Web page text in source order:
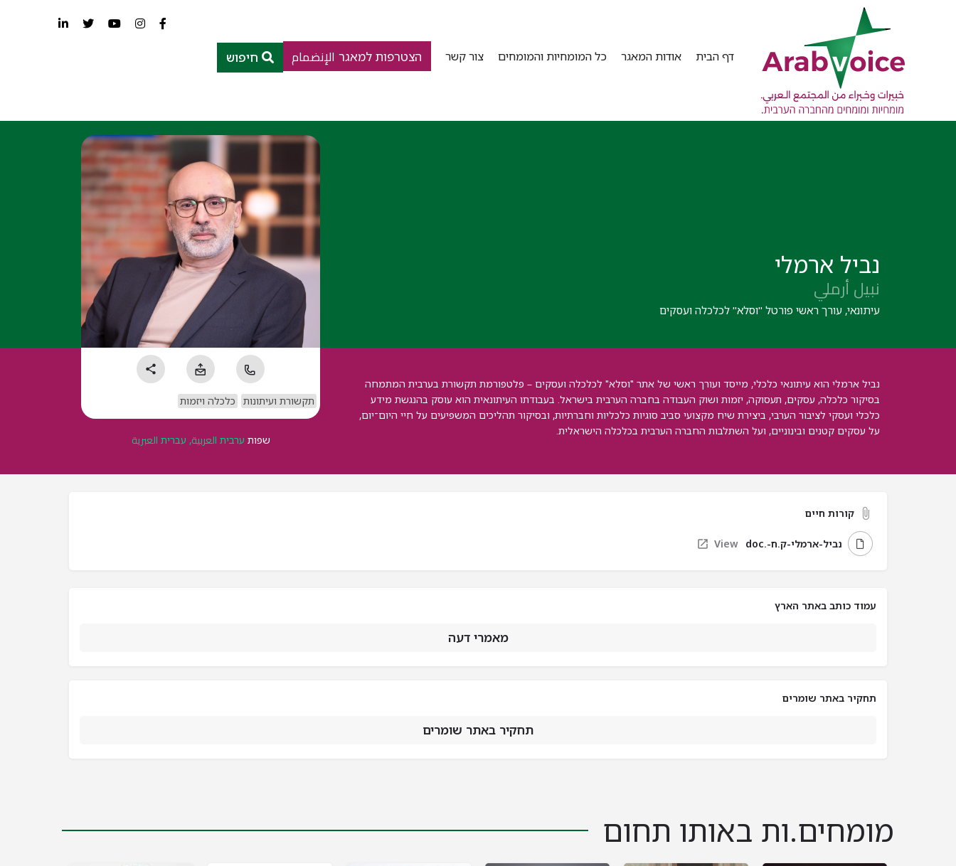
דף הבית אודות המאגר כל המומחיות והמומחים צור קשר הצטרפות למאגר الإنضمام חיפוש
נביל ארמלי
نبيل أرملي
עיתונאי, עורך ראשי פורטל "וסלא" לכלכלה ועסקים
נביל ארמלי הוא עיתונאי כלכלי, מייסד ועורך ראשי של אתר "וסלא" לכלכלה ועסקים – פלטפורמת תקשורת בערבית המתמחה
בסיקור כלכלה, עסקים, תעסוקה, יזמות ושוק העבודה בחברה הערבית בישראל. בעבודתו העיתונאית הוא עוסק בהנגשת מידע
כלכלי ועסקי לציבור הערבי, ביצירת שיח מקצועי סביב סוגיות כלכליות וחברתיות, ובסיקור תהליכים המשפיעים על חיי היום־יום,
על עסקים קטנים ובינוניים, ועל השתלבות החברה הערבית בכלכלה הישראלית.
תקשורת ועיתונות כלכלה ויזמות
שפות ערבית العربية, עברית العبرية
קורות חיים
נביל-ארמלי-ק.ח-.doc View
עמוד כותב באתר הארץ
מאמרי דעה
תחקיר באתר שומרים
תחקיר באתר שומרים
מומחים.ות באותו תחום